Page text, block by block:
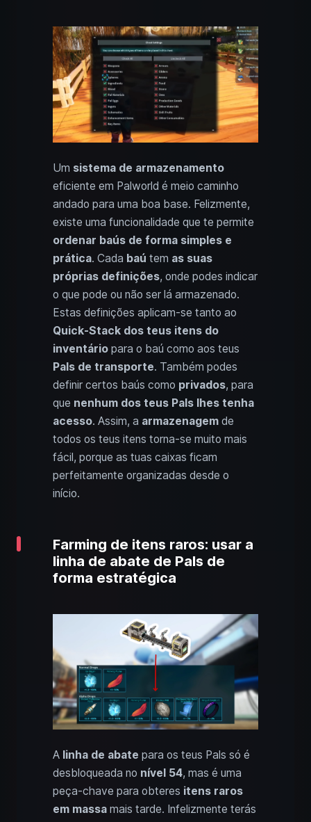
Um sistema de armazenamento
eficiente em Palworld é meio caminho
andado para uma boa base. Felizmente,
existe uma funcionalidade que te permite
ordenar baús de forma simples e
prática. Cada baú tem as suas
próprias definições, onde podes indicar
o que pode ou não ser lá armazenado.
Estas definições aplicam-se tanto ao
Quick-Stack dos teus itens do
inventário para o baú como aos teus
Pals de transporte. Também podes
definir certos baús como privados, para
que nenhum dos teus Pals lhes tenha
acesso. Assim, a armazenagem de
todos os teus itens torna-se muito mais
fácil, porque as tuas caixas ficam
perfeitamente organizadas desde o
início.
Farming de itens raros: usar a
linha de abate de Pals de
forma estratégica
A linha de abate para os teus Pals só é
desbloqueada no nível 54, mas é uma
peça-chave para obteres itens raros
em massa mais tarde. Infelizmente terás